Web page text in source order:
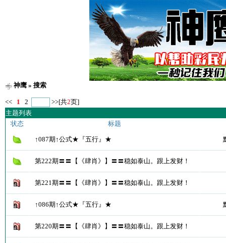
神鹰» 搜索
<< 1 2 >>[共2页]
主题列表
状态
标题
↑087期↑公式★『五行』★
第222期〓〓【《肆肖》】〓〓稳如泰山。跟上发财！
第221期〓〓【《肆肖》】〓〓稳如泰山。跟上发财！
↑086期↑公式★『五行』★
第220期〓〓【《肆肖》】〓〓稳如泰山。跟上发财！